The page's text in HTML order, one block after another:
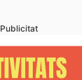
Publicitat